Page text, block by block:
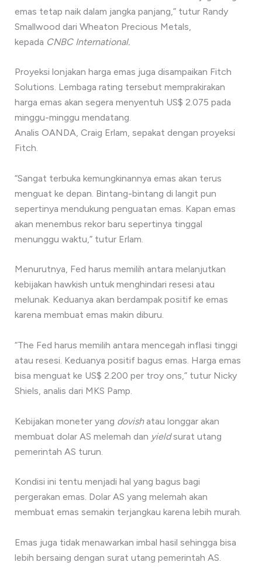
emas tetap naik dalam jangka panjang,” tutur Randy
Smallwood dari Wheaton Precious Metals,
kepada CNBC International.
Proyeksi lonjakan harga emas juga disampaikan Fitch
Solutions. Lembaga rating tersebut memprakirakan
harga emas akan segera menyentuh US$ 2.075 pada
minggu-minggu mendatang.
Analis OANDA, Craig Erlam, sepakat dengan proyeksi
Fitch.
“Sangat terbuka kemungkinannya emas akan terus
menguat ke depan. Bintang-bintang di langit pun
sepertinya mendukung penguatan emas. Kapan emas
akan menembus rekor baru sepertinya tinggal
menunggu waktu,” tutur Erlam.
Menurutnya, Fed harus memilih antara melanjutkan
kebijakan hawkish untuk menghindari resesi atau
melunak. Keduanya akan berdampak positif ke emas
karena membuat emas makin diburu.
“The Fed harus memilih antara mencegah inflasi tinggi
atau resesi. Keduanya positif bagus emas. Harga emas
bisa menguat ke US$ 2.200 per troy ons,” tutur Nicky
Shiels, analis dari MKS Pamp.
Kebijakan moneter yang dovishatau longgar akan
membuat dolar AS melemah dan yieldsurat utang
pemerintah AS turun.
Kondisi ini tentu menjadi hal yang bagus bagi
pergerakan emas. Dolar AS yang melemah akan
membuat emas semakin terjangkau karena lebih murah.
Emas juga tidak menawarkan imbal hasil sehingga bisa
lebih bersaing dengan surat utang pemerintah AS.